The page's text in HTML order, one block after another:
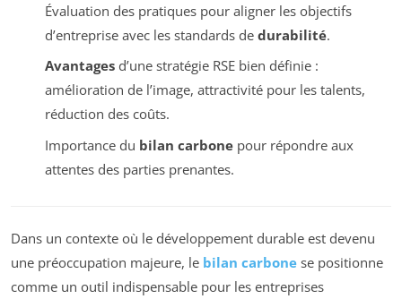
Évaluation des pratiques pour aligner les objectifs
d’entreprise avec les standards de durabilité.
Avantagesd’une stratégie RSE bien définie :
amélioration de l’image, attractivité pour les talents,
réduction des coûts.
Importance du bilan carbonepour répondre aux
attentes des parties prenantes.
Dans un contexte où le développement durable est devenu
une préoccupation majeure, le bilan carbone se positionne
comme un outil indispensable pour les entreprises